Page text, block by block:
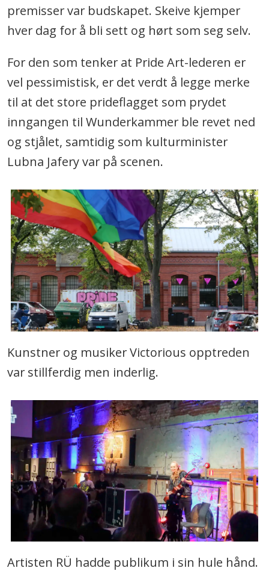
premisser var budskapet. Skeive kjemper
hver dag for å bli sett og hørt som seg selv.
For den som tenker at Pride Art-lederen er
vel pessimistisk, er det verdt å legge merke
til at det store prideflagget som prydet
inngangen til Wunderkammer ble revet ned
og stjålet, samtidig som kulturminister
Lubna Jafery var på scenen.
Kunstner og musiker Victorious opptreden
var stillferdig men inderlig.
Artisten RÜ hadde publikum i sin hule hånd.